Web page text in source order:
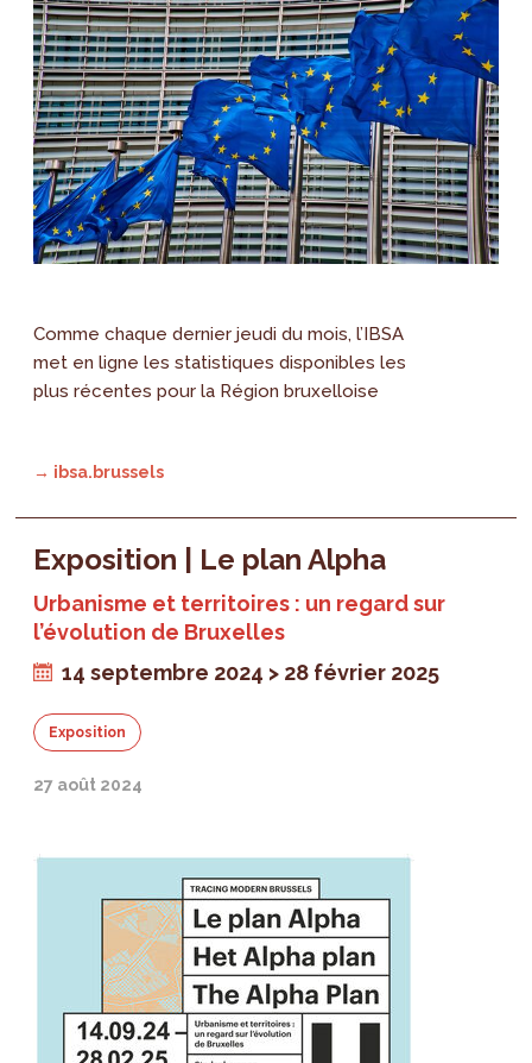
Comme chaque dernier jeudi du mois, l’IBSA
met en ligne les statistiques disponibles les
plus récentes pour la Région bruxelloise
→ ibsa.brussels
Exposition | Le plan Alpha
Urbanisme et territoires : un regard sur
l’évolution de Bruxelles
14 septembre 2024 > 28 février 2025
Exposition
27 août 2024